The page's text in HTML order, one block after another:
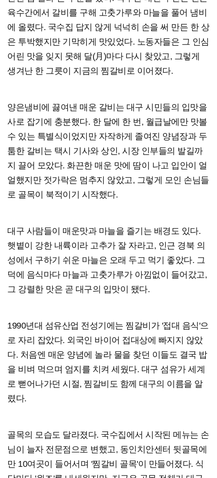
육수간에서 갈비를 구해 고춧가루와 마늘을 풀어 냄비
에 올렸다. 국수집 답지 않게 넉넉히 손을 써 만든 한 상
은 투박했지만 기막히게 맛있었다. 노동자들은 그 인심
어린 맛을 잊지 못해 달(月)마다 다시 찾았고, 그렇게
생겨난 한 그릇이 지금의 찜갈비로 이어졌다.
양은냄비에 끓여낸 매운 갈비는 대구 시민들의 입맛을
사로 잡기에 충분했다. 한 달에 한 번, 월급날에만 맛볼
수 있는 특별식이었지만 자작하게 졸여진 양념장과 두
툼한 갈비는 택시 기사와 상인, 시장 인부들의 발길까
지 끌어 모았다. 화끈한 매운 맛에 땀이 나고 입안이 얼
얼했지만 젓가락은 멈추지 않았고, 그렇게 모인 손님들
로 골목이 북적이기 시작했다.
대구 사람들이 매운맛과 마늘을 즐기는 배경도 있다.
햇볕이 강한 내륙이라 고추가 잘 자라고, 인근 경북 의
성에서 구하기 쉬운 마늘은 오래 두고 먹기 좋았다. 그
덕에 음식마다 마늘과 고춧가루가 아낌없이 들어갔고,
그 강렬한 맛은 곧 대구의 입맛이 됐다.
1990년대 섬유산업 전성기에는 찜갈비가 '접대 음식'으
로 자리 잡았다. 외국인 바이어 접대상에 빠지지 않았
다. 처음엔 매운 양념에 놀라 물을 찾던 이들도 결국 밥
을 비벼 먹으며 엄지를 치켜 세웠다. 대구 섬유가 세계
로 뻗어나가던 시절, 찜갈비도 함께 대구의 이름을 알
렸다.
골목의 모습도 달라졌다. 국수집에서 시작된 메뉴는 손
님이 늘자 전문점으로 변했고, 동인치안센터 뒷골목에
만 10여곳이 들어서며 '찜갈비 골목'이 만들어졌다. 식